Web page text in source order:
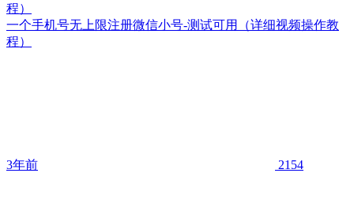
程）
一个手机号无上限注册微信小号-测试可用（详细视频操作教
程）
3年前 2154